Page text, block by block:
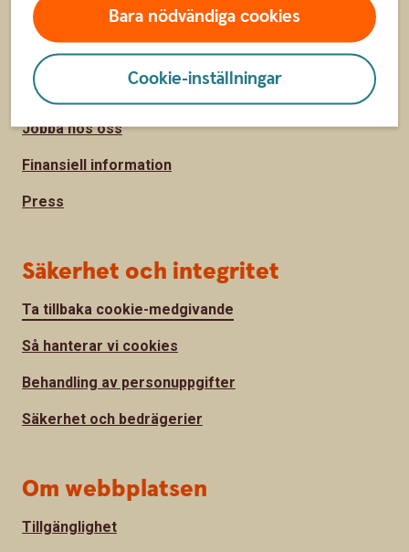
Bara nödvändiga cookies
Cookie-inställningar
Hitta snabbt
Räntor, priser och kurser
Om Sparbanken Lidköping
Jobba hos oss
Finansiell information
Press
Säkerhet och integritet
Ta tillbaka cookie-medgivande
Så hanterar vi cookies
Behandling av personuppgifter
Säkerhet och bedrägerier
Om webbplatsen
Tillgänglighet